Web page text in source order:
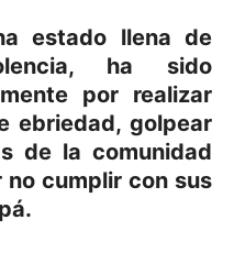
estado llena de
ha sido
por realizar
ebriedad, golpear
de la comunidad
no cumplir con sus